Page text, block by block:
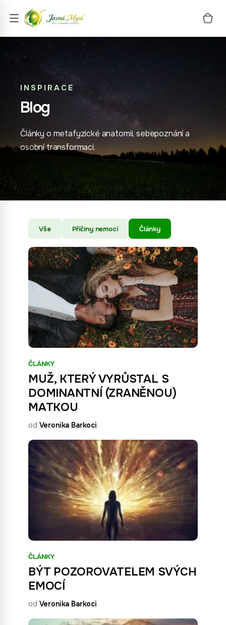
INSPIRACE
Blog
Články o metafyzické anatomii, sebepoznání a
osobní transformaci.
Vše Příčiny nemocí Články
ČLÁNKY
MUŽ, KTERÝ VYRŮSTAL S
DOMINANTNÍ (ZRANĚNOU)
MATKOU
od Veronika Barkoci
ČLÁNKY
BÝT POZOROVATELEM SVÝCH
EMOCÍ
od Veronika Barkoci